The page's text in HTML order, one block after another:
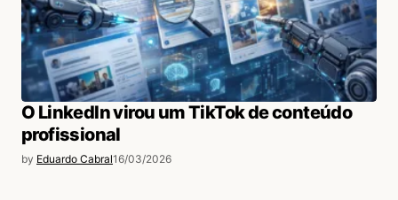
O LinkedIn virou um TikTok de conteúdo
profissional
by Eduardo Cabral16/03/2026